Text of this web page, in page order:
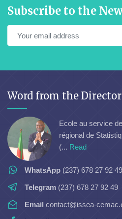
Subscribe to the
Word from the
Ecole au service
régional de
(... Read
WhatsApp (237) 678 27 92 49
Telegram (237) 678 27 92 49
Email contact@issea-